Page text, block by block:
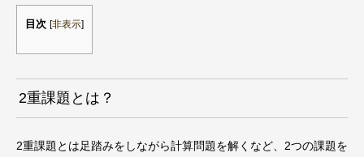
目次 [非表示]
2重課題とは？
2重課題とは足踏みをしながら計算問題を解くなど、2つの課題を